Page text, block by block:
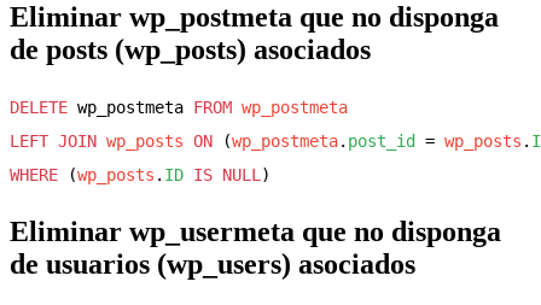
Eliminar wp_postmeta que no disponga
de posts (wp_posts) asociados
DELETE wp_postmeta FROM wp_postmeta
LEFT JOIN wp_posts ON (wp_postmeta. post_id = wp_posts .
WHERE (wp_posts . ID IS NULL
Eliminar wp_usermeta que no disponga
de usuarios (wp_users) asociados